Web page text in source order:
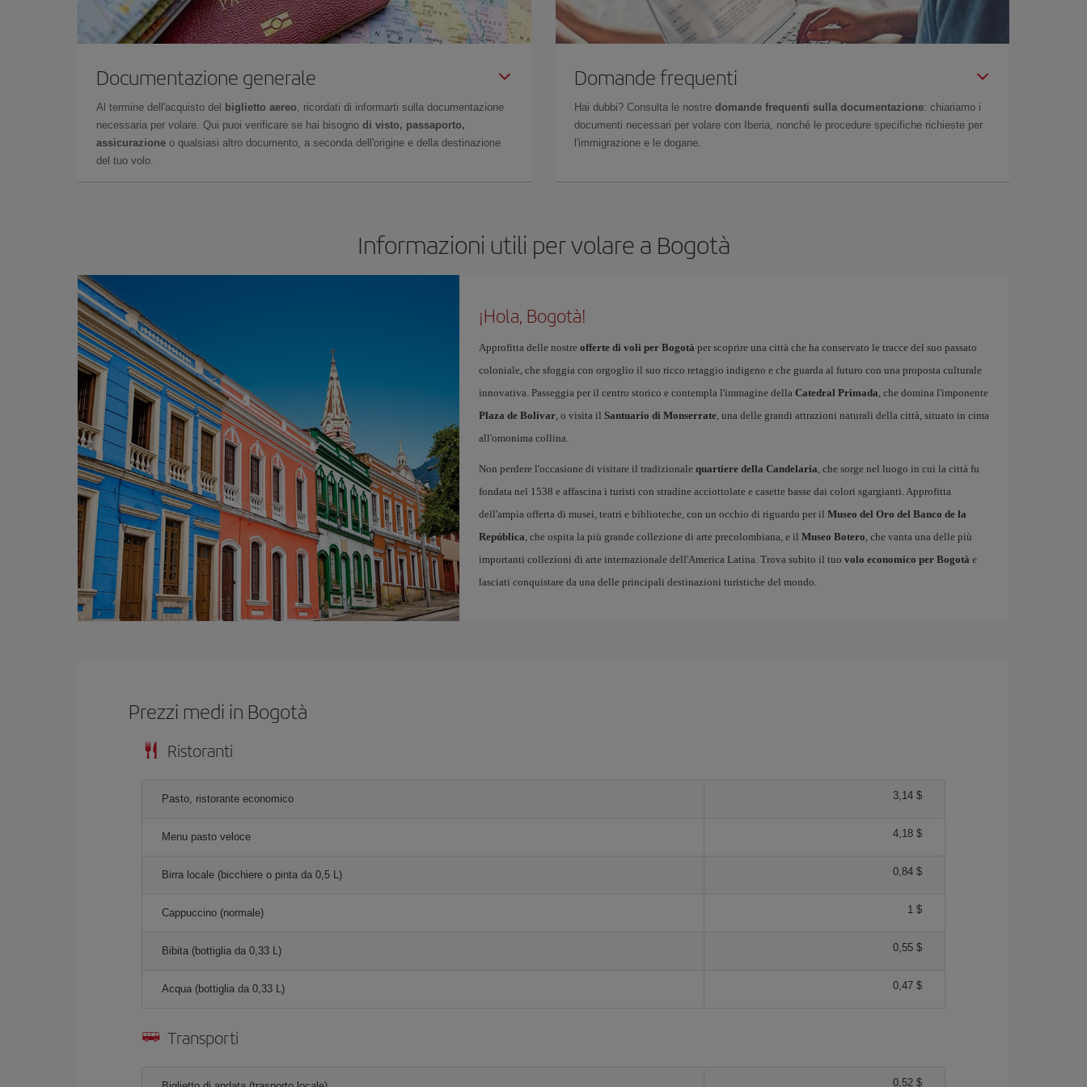
Documentazione generale
Al termine dell'acquisto del biglietto aereo, ricordati di informarti sulla documentazione
necessaria per volare. Qui puoi verificare se hai bisogno di visto, passaporto,
assicurazione o qualsiasi altro documento, a seconda dell'origine e della destinazione
del tuo volo.
Domande frequenti
Hai dubbi? Consulta le nostre domande frequenti sulla documentazione: chiariamo i
documenti necessari per volare con Iberia, nonché le procedure specifiche richieste per
l'immigrazione e le dogane.
Informazioni utili per volare a Bogotà
¡Hola, Bogotà!
Approfitta delle nostre offerte di voli per Bogotà per scoprire una città che ha conservato le tracce del suo passato
coloniale, che sfoggia con orgoglio il suo ricco retaggio indigeno e che guarda al futuro con una proposta culturale
innovativa. Passeggia per il centro storico e contempla l'immagine della Catedral Primada, che domina l'imponente
Plaza de Bolívar, o visita il Santuario di Monserrate, una delle grandi attrazioni naturali della città, situato in cima
all'omonima collina.
Non perdere l'occasione di visitare il tradizionale quartiere della Candelaria, che sorge nel luogo in cui la città fu
fondata nel 1538 e affascina i turisti con stradine acciottolate e casette basse dai colori sgargianti. Approfitta
dell'ampia offerta di musei, teatri e biblioteche, con un occhio di riguardo per il Museo del Oro del Banco de la
República, che ospita la più grande collezione di arte precolombiana, e il Museo Botero, che vanta una delle più
importanti collezioni di arte internazionale dell'America Latina. Trova subito il tuo volo economico per Bogotà e
lasciati conquistare da una delle principali destinazioni turistiche del mondo.
Prezzi medi in Bogotà
Ristoranti
Pasto, ristorante economico 3,14 $
Menu pasto veloce 4,18 $
Birra locale (bicchiere o pinta da 0,5 L) 0,84 $
Cappuccino (normale) 1 $
Bibita (bottiglia da 0,33 L) 0,55 $
Acqua (bottiglia da 0,33 L) 0,47 $
Transporti
0,52 $